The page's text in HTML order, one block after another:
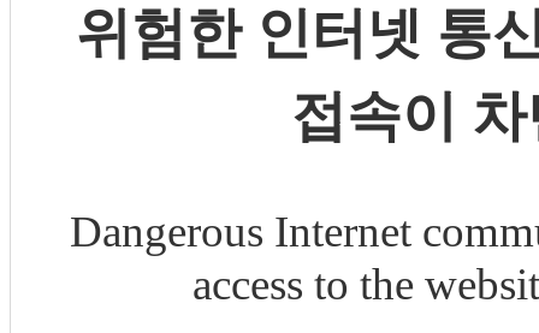
위험한 인터넷 통
접속이
Dangerous Internet
access to the